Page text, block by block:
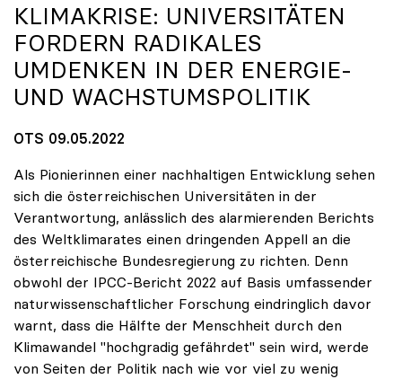
KLIMAKRISE: UNIVERSITÄTEN
FORDERN RADIKALES
UMDENKEN IN DER ENERGIE-
UND WACHSTUMSPOLITIK
OTS 09.05.2022
Als Pionierinnen einer nachhaltigen Entwicklung sehen
sich die österreichischen Universitäten in der
Verantwortung, anlässlich des alarmierenden Berichts
des Weltklimarates einen dringenden Appell an die
österreichische Bundesregierung zu richten. Denn
obwohl der IPCC-Bericht 2022 auf Basis umfassender
naturwissenschaftlicher Forschung eindringlich davor
warnt, dass die Hälfte der Menschheit durch den
Klimawandel "hochgradig gefährdet" sein wird, werde
von Seiten der Politik nach wie vor viel zu wenig